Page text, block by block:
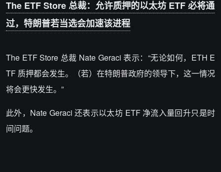
The ETF Store 总裁：允许质押的以太坊 ETF 必将通
过，特朗普若当选会加速该进程
The ETF Store 总裁 Nate Geraci 表示：“无论如何，ETH E
TF 质押都会发生。（若）在特朗普政府的领导下，这一情况
将会更快发生。”
此外，Nate Geraci 还表示以太坊 ETF 净流入量回升只是时
间问题。